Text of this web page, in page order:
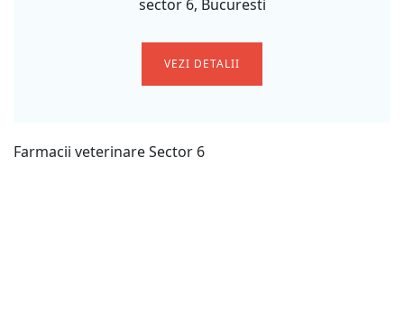
sector 6, Bucuresti
VEZI DETALII
Farmacii veterinare Sector 6